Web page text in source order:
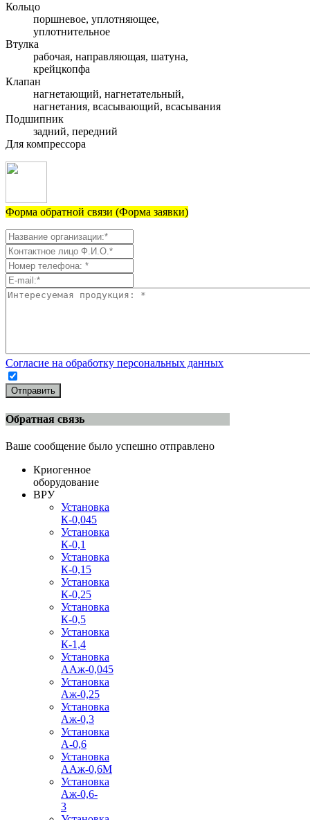
Кольцо
поршневое, уплотняющее,
уплотнительное
Втулка
рабочая, направляющая, шатуна,
крейцкопфа
Клапан
нагнетающий, нагнетательный,
нагнетания, всасывающий, всасывания
Подшипник
задний, передний
Для компрессора
Форма обратной связи (Форма заявки)
Согласие на обработку персональных данных
Отправить
Обратная связь
Ваше сообщение было успешно отправлено
Криогенное
оборудование
ВРУ
Установка
К-0,045
Установка
К-0,1
Установка
К-0,15
Установка
К-0,25
Установка
К-0,5
Установка
К-1,4
Установка
ААж-0,045
Установка
Аж-0,25
Установка
Аж-0,3
Установка
А-0,6
Установка
ААж-0,6М
Установка
Аж-0,6-
3